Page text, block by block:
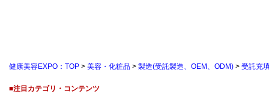
健康美容EXPO：TOP > 美容・化粧品 > 製造(受託製造、OEM、ODM) > 受託充
■注目カテゴリ・コンテンツ